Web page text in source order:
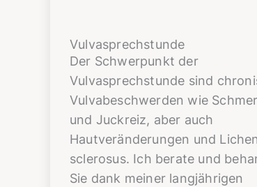
Vulvasprechstunde
Der Schwerpunkt der
Vulvasprechstunde sind
Vulvabeschwerden wie
und Juckreiz, aber auch
Hautveränderungen und Lichen
sclerosus. Ich berate und
Sie dank meiner langjährigen